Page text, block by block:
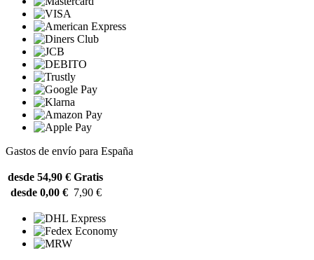
Gastos de envío para España
desde 54,90 € Gratis
desde 0,00 € 7,90 €